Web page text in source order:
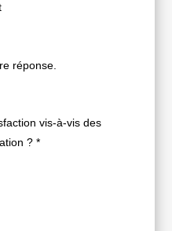
réponse.
vis-à-vis des
? *